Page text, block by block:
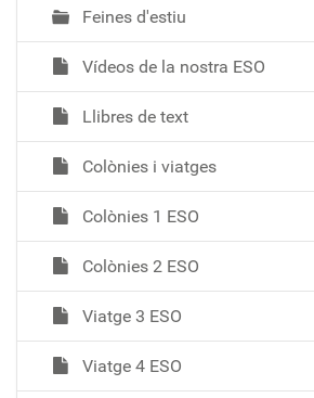
Feines d'estiu
Vídeos de la nostra ESO
Llibres de text
Colònies i viatges
Colònies 1 ESO
Colònies 2 ESO
Viatge 3 ESO
Viatge 4 ESO